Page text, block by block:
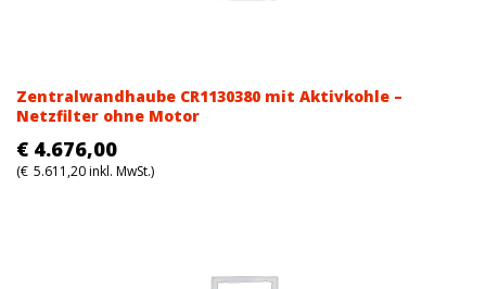
Zentralwandhaube CR1130380 mit Aktivkohle –
Netzfilter ohne Motor
€ 4.676,00
(€ 5.611,20inkl. MwSt.)